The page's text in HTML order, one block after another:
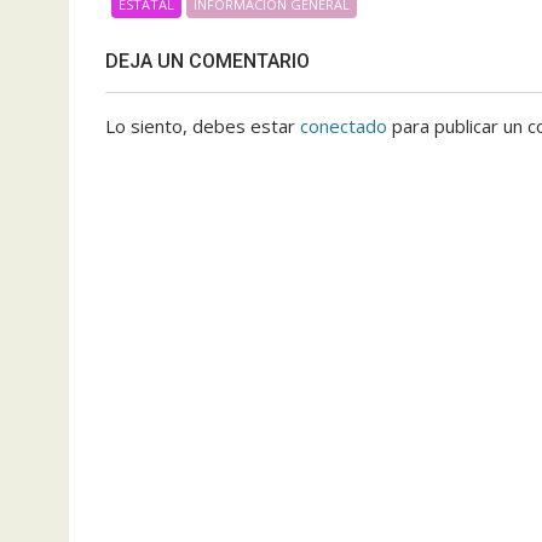
ESTATAL INFORMACIÓN GENERAL
DEJA UN COMENTARIO
Lo siento, debes estar conectado para publicar un